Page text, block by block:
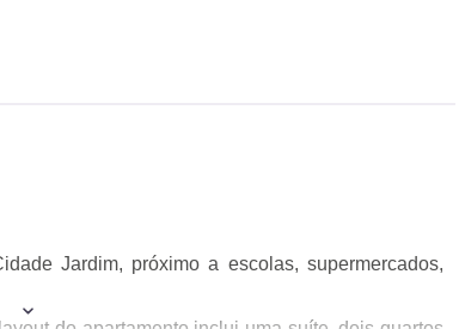
Jardim, próximo a escolas, supermercados,